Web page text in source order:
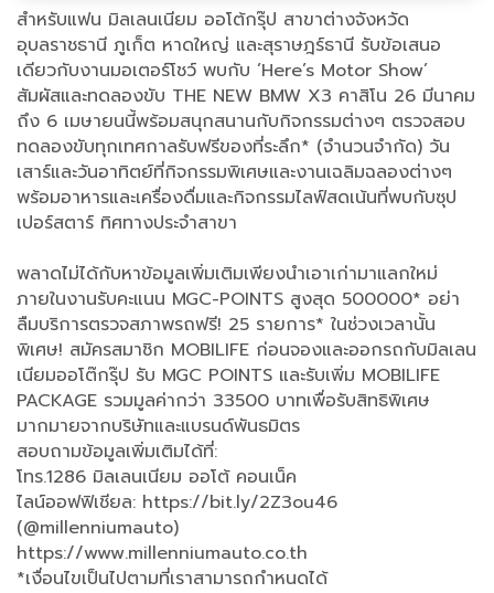
สำหรับแฟน มิลเลนเนียม ออโต้กรุ๊ป สาขาต่างจังหวัด
อุบลราชธานี ภูเก็ต หาดใหญ่ และสุราษฎร์ธานี รับข้อเสนอ
เดียวกับงานมอเตอร์โชว์ พบกับ ’Here’s Motor Show’
สัมผัสและทดลองขับ THE NEW BMW X3 คาสิโน 26 มีนาคม
ถึง 6 เมษายนนี้พร้อมสนุกสนานกับกิจกรรมต่างๆ ตรวจสอบ
ทดลองขับทุกเทศกาลรับฟรีของที่ระลึก* (จำนวนจำกัด) วัน
เสาร์และวันอาทิตย์ที่กิจกรรมพิเศษและงานเฉลิมฉลองต่างๆ
พร้อมอาหารและเครื่องดื่มและกิจกรรมไลฟ์สดเน้นที่พบกับซุป
เปอร์สตาร์ ทิศทางประจำสาขา
พลาดไม่ได้กับหาข้อมูลเพิ่มเติมเพียงนำเอาเก่ามาแลกใหม่
ภายในงานรับคะแนน MGC-POINTS สูงสุด 500000* อย่า
ลืมบริการตรวจสภาพรถฟรี! 25 รายการ* ในช่วงเวลานั้น
พิเศษ! สมัครสมาชิก MOBILIFE ก่อนจองและออกรถกับมิลเลน
เนียมออโต๊กรุ๊ป รับ MGC POINTS และรับเพิ่ม MOBILIFE
PACKAGE รวมมูลค่ากว่า 33500 บาทเพื่อรับสิทธิพิเศษ
มากมายจากบริษัทและแบรนด์พันธมิตร
สอบถามข้อมูลเพิ่มเติมได้ที่:
โทร.1286 มิลเลนเนียม ออโต้ คอนเน็ค
ไลน์ออฟฟิเชียล: https://bit.ly/2Z3ou46
(@millenniumauto)
https://www.millenniumauto.co.th
*เงื่อนไขเป็นไปตามที่เราสามารถกำหนดได้